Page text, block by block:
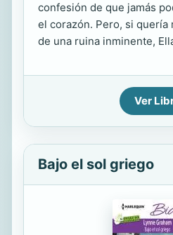
confesión de que jamás
el corazón. Pero, si quería
de una ruina inminente,
Ver
Bajo el sol griego